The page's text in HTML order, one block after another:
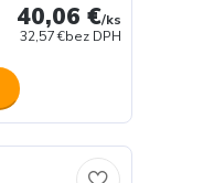
40,06 €/ks
32,57 €bez DPH